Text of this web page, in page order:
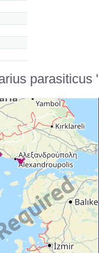
parasiticus